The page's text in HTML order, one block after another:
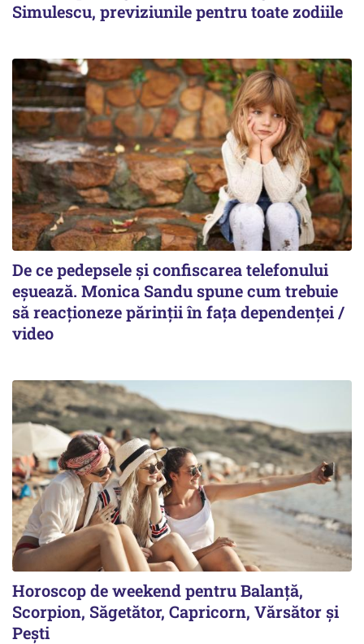
Simulescu, previziunile pentru toate zodiile
De ce pedepsele și confiscarea telefonului
eșuează. Monica Sandu spune cum trebuie
să reacționeze părinții în fața dependenței /
video
Horoscop de weekend pentru Balanță,
Scorpion, Săgetător, Capricorn, Vărsător și
Pești